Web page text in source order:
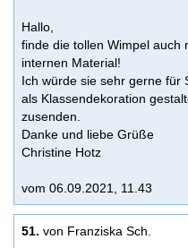
Hallo,
finde die tollen Wimpel auch
internen Material!
Ich würde sie sehr gerne für
als Klassendekoration
zusenden.
Danke und liebe Grüße
Christine Hotz
vom 06.09.2021, 11.43
51. von Franziska Sch.